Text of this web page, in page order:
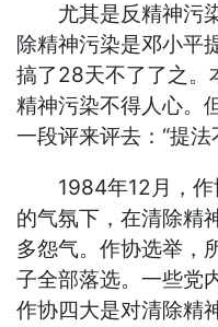
尤其是反精神污染
除精神污染是邓小平
搞了28天不了了之。
精神污染不得人心。
一段评来评去：“提法
1984年12月，作
的气氛下，在清除精
多怨气。作协选举，
子全部落选。一些党
作协四大是对清除精